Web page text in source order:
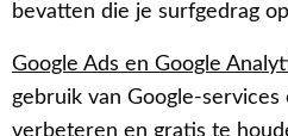
bevatten die je surfgedrag
Google Ads en Google
gebruik van Google-
verbeteren en gratis te